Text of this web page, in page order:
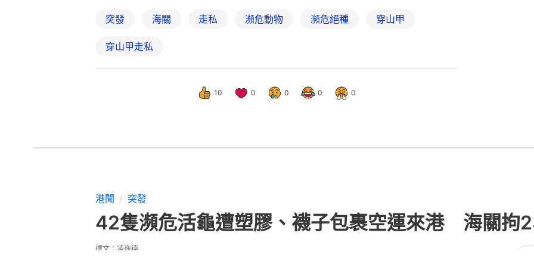
突發 海關 走私 瀕危動物 瀕危絕種 穿山甲
穿山甲走私
10 0 0 0 0
港聞 突發
42隻瀕危活龜遭塑膠、襪子包裹空運來港 海關拘
撰文： 凌逸德